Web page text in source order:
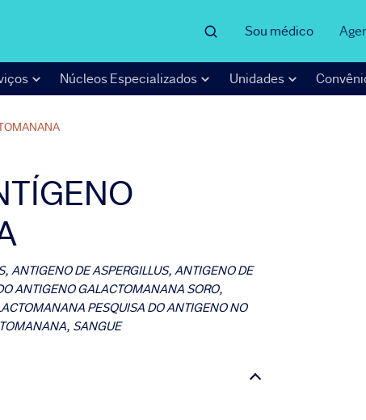
Sou médico
Núcleos Especializados Unidades
ANTIGENO DE ASPERGILLUS, ANTIGENO DE
ANTIGENO GALACTOMANANA SORO,
PESQUISA DO ANTIGENO NO
SANGUE